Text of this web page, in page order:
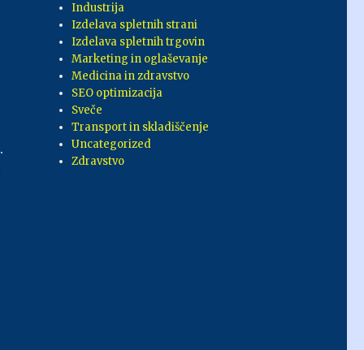
Industrija
Izdelava spletnih strani
Izdelava spletnih trgovin
Marketing in oglaševanje
Medicina in zdravstvo
SEO optimizacija
Sveče
Transport in skladiščenje
Uncategorized
Zdravstvo